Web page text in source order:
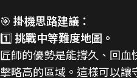
🎯 掛機思路建議：
1️⃣挑戰中等難度地圖。
匠師的優勢是能撐久、回
擊略高的區域。這樣可以